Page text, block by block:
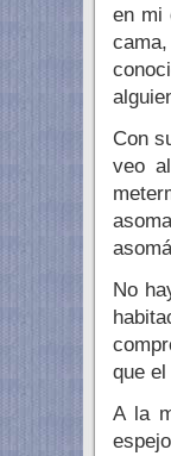
en mi
Con
veo
No
que
A la